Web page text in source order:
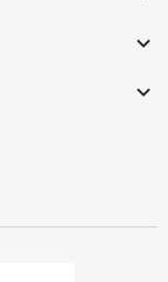

